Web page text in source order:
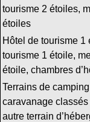
tourisme 2 étoiles,
étoiles
Hôtel de tourisme
tourisme 1 étoile,
étoile, chambres
Terrains de
caravanage
autre terrain